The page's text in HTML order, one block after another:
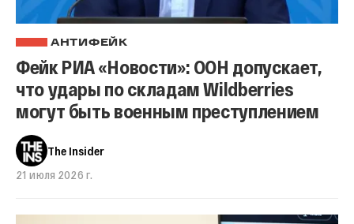
АНТИФЕЙК
Фейк РИА «Новости»: ООН допускает,
что удары по складам Wildberries
могут быть военным преступлением
The Insider
21 июля 2026 г.